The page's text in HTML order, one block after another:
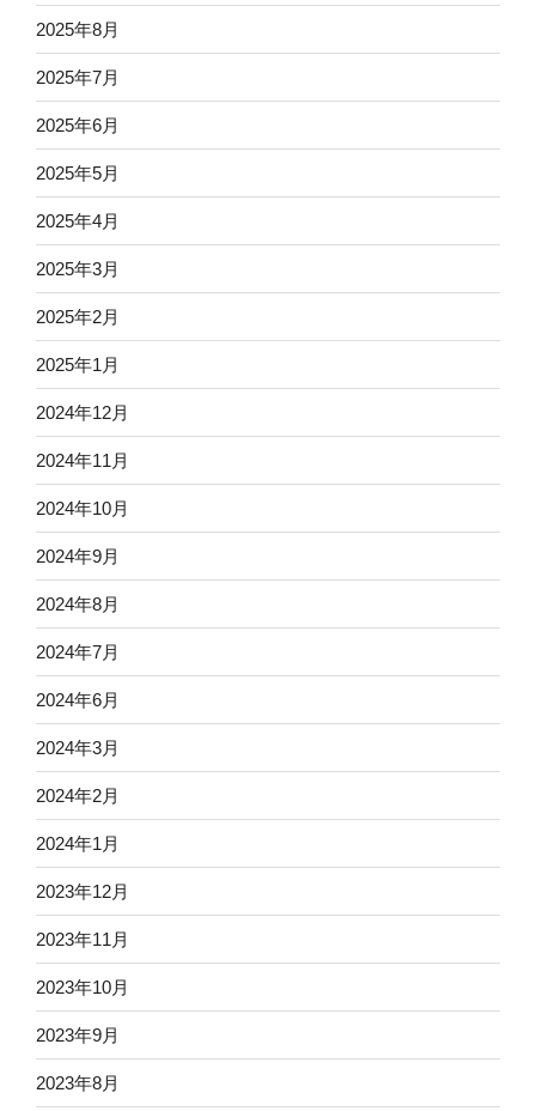
2025年8月
2025年7月
2025年6月
2025年5月
2025年4月
2025年3月
2025年2月
2025年1月
2024年12月
2024年11月
2024年10月
2024年9月
2024年8月
2024年7月
2024年6月
2024年3月
2024年2月
2024年1月
2023年12月
2023年11月
2023年10月
2023年9月
2023年8月